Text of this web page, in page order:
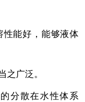
性能好，能够液体
之广泛。
分散在水性体系